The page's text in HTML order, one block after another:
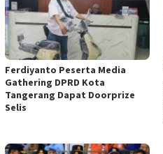
Ferdiyanto Peserta Media
Gathering DPRD Kota
Tangerang Dapat Doorprize
Selis